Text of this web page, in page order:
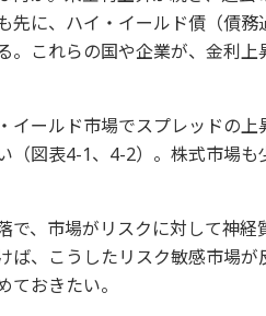
先に、ハイ・イールド債（債
。これらの国や企業が、金利
イールド市場でスプレッドの
（図表4-1、4-2）。株式市場
で、市場がリスクに対して神
ば、こうしたリスク敏感市場
ておきたい。